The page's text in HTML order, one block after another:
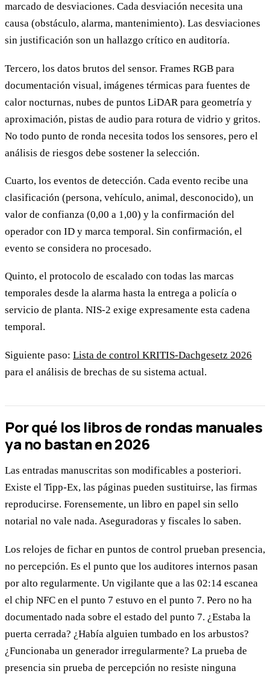
marcado de desviaciones. Cada desviación necesita una
causa (obstáculo, alarma, mantenimiento). Las desviaciones
sin justificación son un hallazgo crítico en auditoría.
Tercero, los datos brutos del sensor. Frames RGB para
documentación visual, imágenes térmicas para fuentes de
calor nocturnas, nubes de puntos LiDAR para geometría y
aproximación, pistas de audio para rotura de vidrio y gritos.
No todo punto de ronda necesita todos los sensores, pero el
análisis de riesgos debe sostener la selección.
Cuarto, los eventos de detección. Cada evento recibe una
clasificación (persona, vehículo, animal, desconocido), un
valor de confianza (0,00 a 1,00) y la confirmación del
operador con ID y marca temporal. Sin confirmación, el
evento se considera no procesado.
Quinto, el protocolo de escalado con todas las marcas
temporales desde la alarma hasta la entrega a policía o
servicio de planta. NIS-2 exige expresamente esta cadena
temporal.
Siguiente paso: Lista de control KRITIS-Dachgesetz 2026
para el análisis de brechas de su sistema actual.
Por qué los libros de rondas manuales
ya no bastan en 2026
Las entradas manuscritas son modificables a posteriori.
Existe el Tipp-Ex, las páginas pueden sustituirse, las firmas
reproducirse. Forensemente, un libro en papel sin sello
notarial no vale nada. Aseguradoras y fiscales lo saben.
Los relojes de fichar en puntos de control prueban presencia,
no percepción. Es el punto que los auditores internos pasan
por alto regularmente. Un vigilante que a las 02:14 escanea
el chip NFC en el punto 7 estuvo en el punto 7. Pero no ha
documentado nada sobre el estado del punto 7. ¿Estaba la
puerta cerrada? ¿Había alguien tumbado en los arbustos?
¿Funcionaba un generador irregularmente? La prueba de
presencia sin prueba de percepción no resiste ninguna